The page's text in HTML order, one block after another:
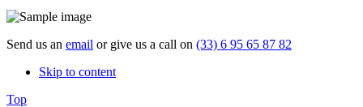
Send us an email or give us a call on (33) 6 95 65 87 82
Skip to content
Top